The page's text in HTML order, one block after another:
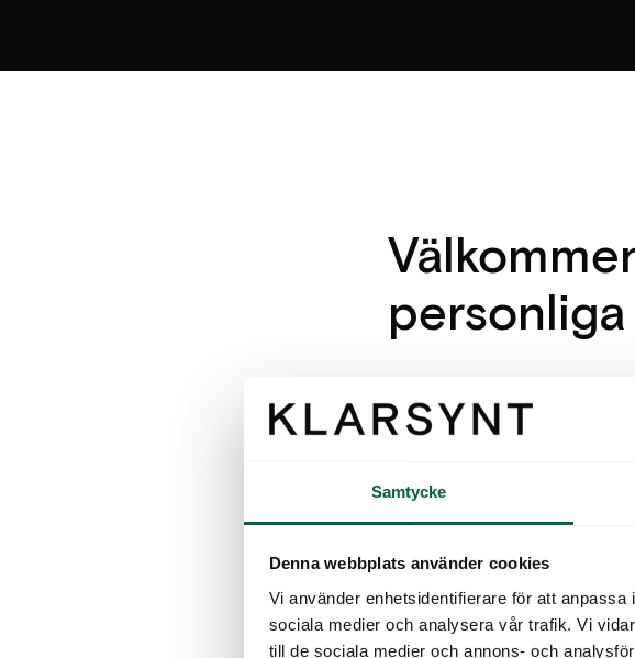
Samtycke
Denna webbplats använder cookies
Vi använder enhetsidentifierare för att
sociala medier och analysera vår trafik. Vi
till de sociala medier och annons- och
synundersökningar, ett
alla har en sak
Hos oss på Klarsynt
optiker som är
är det då så viktigt för